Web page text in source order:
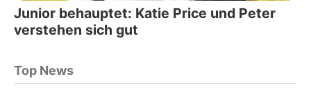
Junior behauptet: Katie Price und Peter
verstehen sich gut
Top News